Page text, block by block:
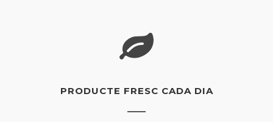
PRODUCTE FRESC CADA DIA